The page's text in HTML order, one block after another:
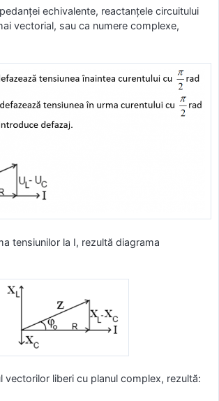
echivalente, reactanţele circuitului
vectorial, sau ca numere complexe,
tensiunilor la I, rezultă diagrama
vectorilor liberi cu planul complex, rezultă: